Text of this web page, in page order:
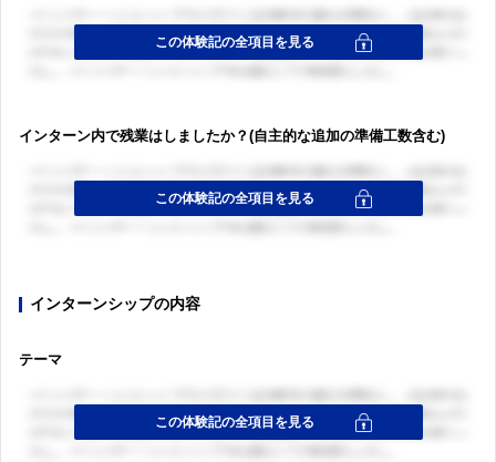
インターン内で残業はしましたか？(自主的な追加の準備工数含む)
インターンシップの内容
テーマ